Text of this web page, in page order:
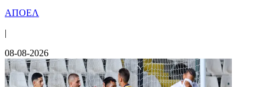
ΑΠΟΕΛ
|
08-08-2026